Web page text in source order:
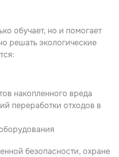
обучает, но и помогает
решать экологические
накопленного вреда
переработки отходов в
безопасности, охране